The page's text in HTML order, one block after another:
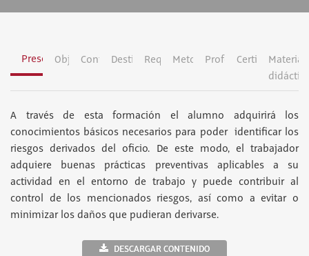
Presentación
ObjetivosContenidosDestinatariosRequisitosMetodologíaProfesoradoCertificación
Material
A través de esta formación el alumno adquirirá los
conocimientos básicos necesarios para poder identificar los
riesgos derivados del oficio. De este modo, el trabajador
adquiere buenas prácticas preventivas aplicables a su
actividad en el entorno de trabajo y puede contribuir al
control de los mencionados riesgos, así como a evitar o
minimizar los daños que pudieran derivarse.
DESCARGAR CONTENIDO